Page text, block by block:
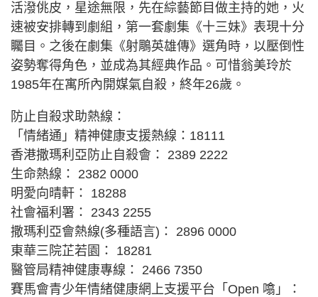
活潑佻皮，星途無限，先在綜藝節目做主持的她，火
速被安排轉到劇組，第一套劇集《十三妹》表現十分
矚目。之後在劇集《射鵰英雄傳》選角時，以壓倒性
姿勢奪得角色，並成為其經典作品。可惜翁美玲於
1985年在寓所內開媒氣自殺，終年26歲。
防止自殺求助熱線：
「情緒通」精神健康支援熱線：18111
香港撒瑪利亞防止自殺會： 2389 2222
生命熱線： 2382 0000
明愛向晴軒： 18288
社會福利署： 2343 2255
撒瑪利亞會熱線(多種語言)： 2896 0000
東華三院芷若園： 18281
醫管局精神健康專線： 2466 7350
賽馬會青少年情緒健康網上支援平台「Open 噏」：